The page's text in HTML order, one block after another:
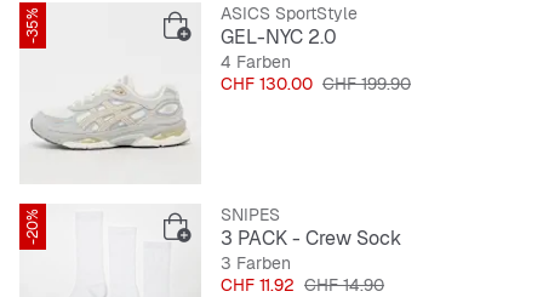
-35% ASICS SportStyle
GEL-NYC 2.0
4 Farben
Preis
CHF 130.00 Originalpreis
CHF 199.90
-20% SNIPES
3 PACK - Crew Sock
3 Farben
Preis
CHF 11.92 Originalpreis
CHF 14.90